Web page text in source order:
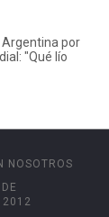
Argentina por
"Qué lío
NOSOTROS
2012